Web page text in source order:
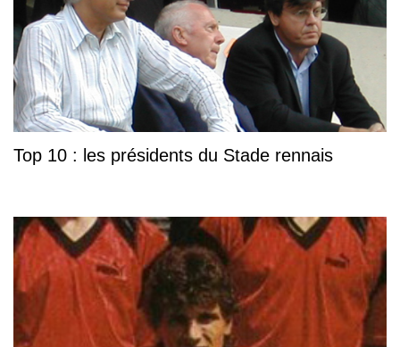
Top 10 : les présidents du Stade rennais